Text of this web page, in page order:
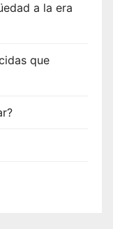
a la era
que